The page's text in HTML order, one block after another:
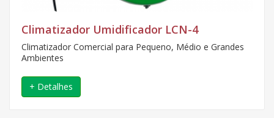
Climatizador Umidificador LCN-4
Climatizador Comercial para Pequeno, Médio e Grandes
Ambientes
+ Detalhes